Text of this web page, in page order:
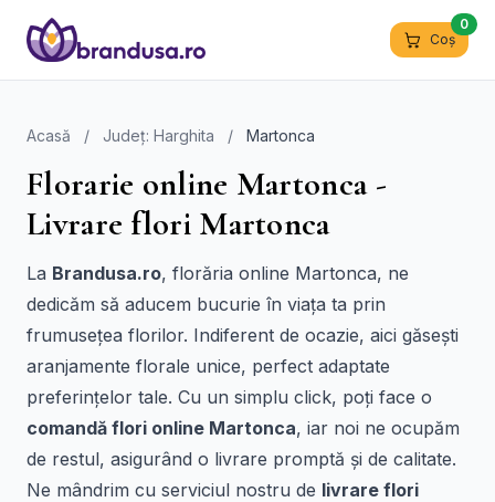
Coș
0
Acasă / Județ: Harghita / Martonca
Florarie online Martonca -
Livrare flori Martonca
La Brandusa.ro, florăria online Martonca, ne
dedicăm să aducem bucurie în viața ta prin
frumusețea florilor. Indiferent de ocazie, aici găsești
aranjamente florale unice, perfect adaptate
preferințelor tale. Cu un simplu click, poți face o
comandă flori online Martonca, iar noi ne ocupăm
de restul, asigurând o livrare promptă și de calitate.
Ne mândrim cu serviciul nostru de livrare flori